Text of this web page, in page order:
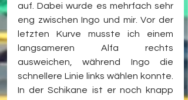
auf. Dabei wurde es mehrfach sehr
eng zwischen Ingo und mir. Vor der
letzten Kurve musste ich einem
langsameren Alfa rechts
ausweichen, während Ingo die
schnellere Linie links wählen konnte.
In der Schikane ist er noch knapp